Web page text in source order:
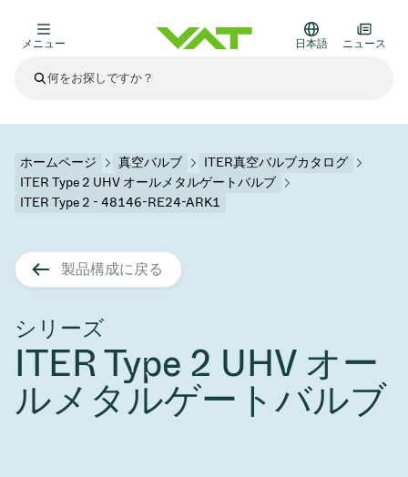
ニュース
9月 17, 2026 イベント情報
Semicon India 2026で精密技術を追求
9月 2,
日本語
メニュー
真空バルブ
真空コントロールバルブ
真空アイソレーションバルブ
真空ゲートバルブ
真空アングルバルブ、インラインバルブ、シリンダーバル
フランジコネクタとガスケット
VATエッジ溶接メタルベローズ
真空モジュール
かいけつさく
半導体製造
プロセスコントロールとアイソレーション
基板搬送
サブファブシステム
ディスプレイ製造
ディスプレイのドライエッチング
スパッタリング
薄膜封止(CVD)
科学機器と医学
医療・医薬品分野
コーティング
真空炉
真空輸送
バッテリー製造
太陽電池薄膜の蒸着
サブファブシステム
宇宙シミュレーション
高エネルギー物理学
製品サービス
アップグレード＆レトロフィットソリューション
スペアパーツ
標準修理サービス
固定価格修理サービス
企業責任
インベストリレーションズ
Financial reports
Presentations
Shares and debt
コーポレートガバナンス
ホームページ 真空バルブ
ITER真空バルブカタログ
ITER Type 2 UHV オールメタルゲートバルブ
ITER Type 2 - 48146-RE24-ARK1
製品構成に戻る
シリーズ
ITER Type 2 UHV オー
ルメタルゲートバルブ